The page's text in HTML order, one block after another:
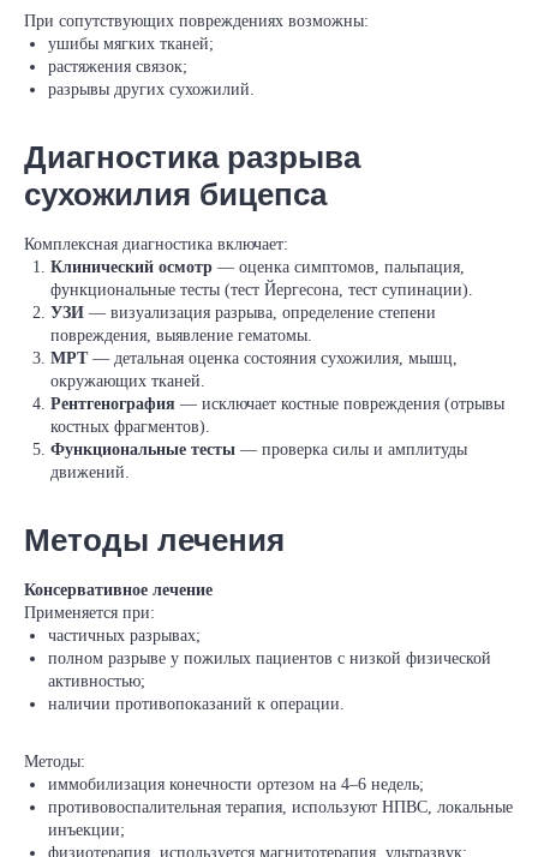
При сопутствующих повреждениях возможны:
ушибы мягких тканей;
растяжения связок;
разрывы других сухожилий.
Диагностика разрыва
сухожилия бицепса
Комплексная диагностика включает:
Клинический осмотр — оценка симптомов, пальпация,
функциональные тесты (тест Йергесона, тест супинации).
УЗИ — визуализация разрыва, определение степени
повреждения, выявление гематомы.
МРТ— детальная оценка состояния сухожилия, мышц,
окружающих тканей.
Рентгенография — исключает костные повреждения (отрывы
костных фрагментов).
Функциональные тесты — проверка силы и амплитуды
движений.
Методы лечения
Консервативное лечение
Применяется при:
частичных разрывах;
полном разрыве у пожилых пациентов с низкой физической
активностью;
наличии противопоказаний к операции.
Методы:
иммобилизация конечности ортезом на 4–6 недель;
противовоспалительная терапия, используют НПВС, локальные
инъекции;
физиотерапия, используется магнитотерапия, ультразвук;